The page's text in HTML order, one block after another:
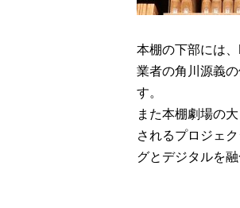
本棚の下部には
業者の角川源義
す。
また本棚劇場の
されるプロジェ
グとデジタルを